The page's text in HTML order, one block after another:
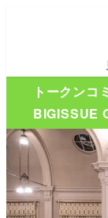
トークン
BIGISSUE